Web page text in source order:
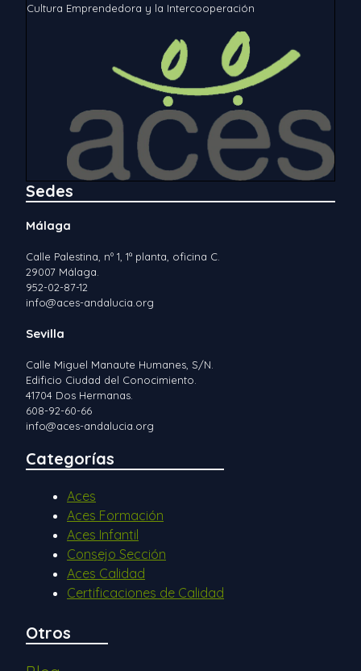
Cultura Emprendedora y la Intercooperación
Sedes
Málaga
Calle Palestina, nº 1, 1ª planta, oficina C.
29007 Málaga.
952-02-87-12
info@aces-andalucia.org
Sevilla
Calle Miguel Manaute Humanes, S/N.
Edificio Ciudad del Conocimiento.
41704 Dos Hermanas.
608-92-60-66
info@aces-andalucia.org
Categorías
Aces
Aces Formación
Aces Infantil
Consejo Sección
Aces Calidad
Certificaciones de Calidad
Otros